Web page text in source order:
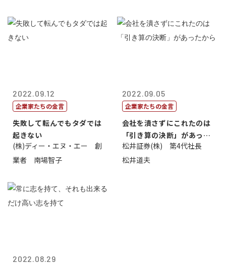
2022.09.12
企業家たちの金言
失敗して転んでもタダでは
起きない
(株)ディー・エヌ・エー 創
業者 南場智子
2022.09.05
企業家たちの金言
会社を潰さずにこれたのは
「引き算の決断」があった
から
松井証券(株) 第4代社長
松井道夫
2022.08.29